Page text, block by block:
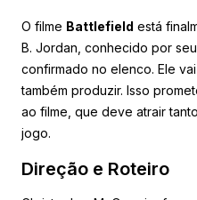
O filme Battlefield está
B. Jordan, conhecido por
confirmado no elenco. Ele
também produzir. Isso
ao filme, que deve atrair
jogo.
Direção e Roteiro